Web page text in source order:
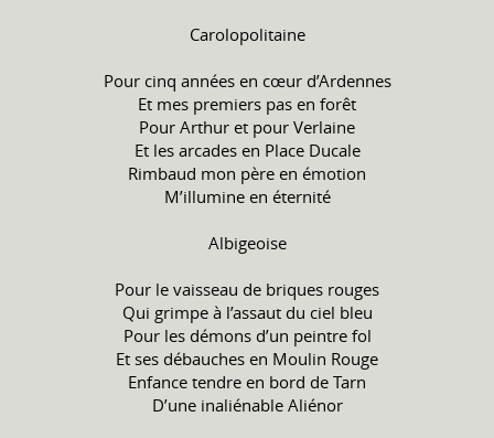
Carolopolitaine
Pour cinq années en cœur d’Ardennes
Et mes premiers pas en forêt
Pour Arthur et pour Verlaine
Et les arcades en Place Ducale
Rimbaud mon père en émotion
M’illumine en éternité
Albigeoise
Pour le vaisseau de briques rouges
Qui grimpe à l’assaut du ciel bleu
Pour les démons d’un peintre fol
Et ses débauches en Moulin Rouge
Enfance tendre en bord de Tarn
D’une inaliénable Aliénor